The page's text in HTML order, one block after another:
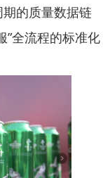
的质量数据链
”全流程的标准化